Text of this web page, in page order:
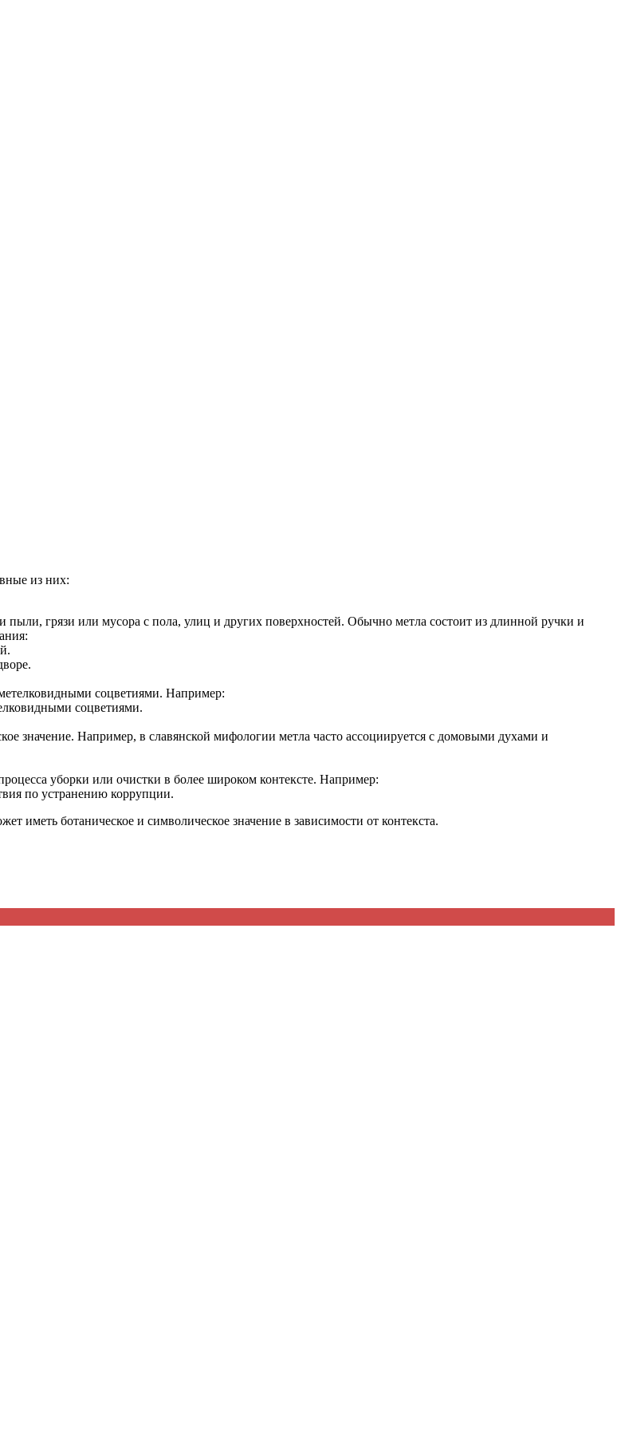
из них:
грязи или мусора с пола, улиц и других поверхностей. Обычно метла состоит из длинной ручки и
соцветиями. Например:
соцветиями.
значение. Например, в славянской мифологии метла часто ассоциируется с домовыми духами и
уборки или очистки в более широком контексте. Например:
по устранению коррупции.
иметь ботаническое и символическое значение в зависимости от контекста.